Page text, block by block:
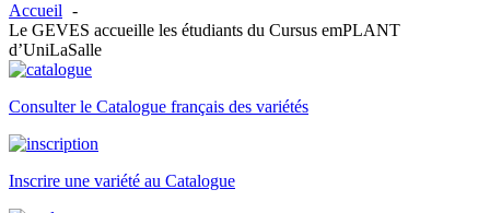
Accueil
Le GEVES accueille les étudiants du Cursus emPLANT
d’UniLaSalle
Consulter le Catalogue français des variétés
Inscrire une variété au Catalogue